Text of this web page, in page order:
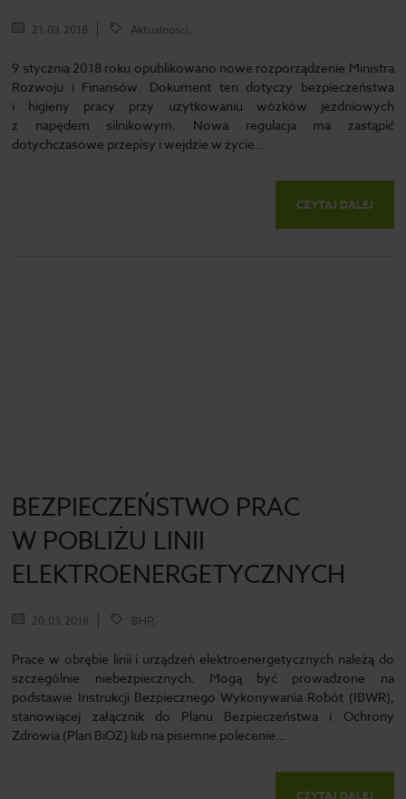
21.03.2018 Aktualności,
9 stycznia 2018 roku opublikowano nowe rozporządzenie Ministra
Rozwoju i Finansów. Dokument ten dotyczy bezpieczeństwa
i higieny pracy przy użytkowaniu wózków jezdniowych
z napędem silnikowym. Nowa regulacja ma zastąpić
dotychczasowe przepisy i wejdzie w życie…
CZYTAJ DALEJ
BEZPIECZEŃSTWO PRAC
W POBLIŻU LINII
ELEKTROENERGETYCZNYCH
20.03.2018 BHP,
Prace w obrębie linii i urządzeń elektroenergetycznych należą do
szczególnie niebezpiecznych. Mogą być prowadzone na
podstawie Instrukcji Bezpiecznego Wykonywania Robót (IBWR),
stanowiącej załącznik do Planu Bezpieczeństwa i Ochrony
Zdrowia (Plan BiOZ) lub na pisemne polecenie…
CZYTAJ DALEJ